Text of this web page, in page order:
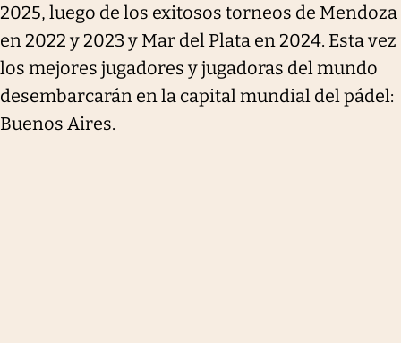
2025, luego de los exitosos torneos de Mendoza
en 2022 y 2023 y Mar del Plata en 2024. Esta vez
los mejores jugadores y jugadoras del mundo
desembarcarán en la capital mundial del pádel:
Buenos Aires.